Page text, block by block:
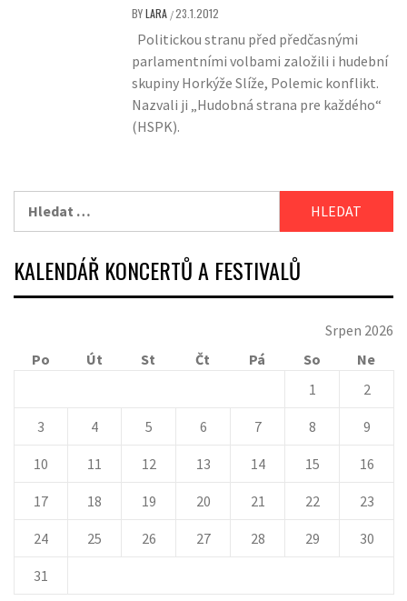
BYLARA /23.1.2012
Politickou stranu před předčasnými
parlamentními volbami založili i hudební
skupiny Horkýže Slíže, Polemic konflikt.
Nazvali ji „Hudobná strana pre každého“
(HSPK).
KALENDÁŘ KONCERTŮ A FESTIVALŮ
Srpen 2026
Po
Út St Čt Pá So
Ne
1
2
3 4 5 6 7 8 9
10 11 12 13 14 15 16
17 18 19 20 21 22 23
24 25 26 27 28 29 30
31